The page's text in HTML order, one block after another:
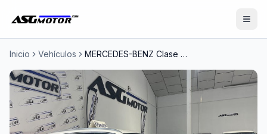
Inicio Vehículos MERCEDES-BENZ Clase GLC GLC 200 4MATIC